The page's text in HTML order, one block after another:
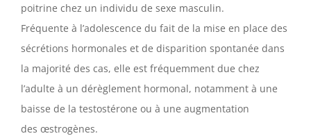
poitrine chez un individu de sexe masculin.
Fréquente à l’adolescence du fait de la mise en place des
sécrétions hormonales et de disparition spontanée dans
la majorité des cas, elle est fréquemment due chez
l’adulte à un dérèglement hormonal, notamment à une
baisse de la testostérone ou à une augmentation
des œstrogènes.